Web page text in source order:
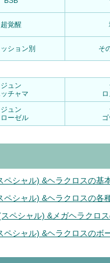
超覚醒
ション別 そ
ジュン
チャマ
ジュン
ーゼル
ペシャル) &ヘラクロスの基
ペシャル) &ヘラクロスの各
ペシャル) &メガヘラクロ
ペシャル) &ヘラクロスのボ